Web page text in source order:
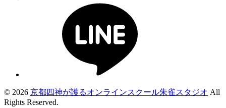
© 2026 京都四神が護るオンラインスクール朱雀スタジオ All
Rights Reserved.